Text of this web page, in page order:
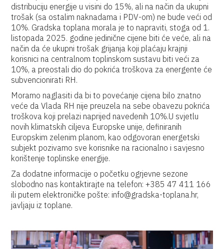
distribuciju energije u visini do 15%, ali na način da ukupni
trošak (sa ostalim naknadama i PDV-om) ne bude veći od
10%. Gradska toplana morala je to napraviti, stoga od 1.
listopada 2025. godine jedinične cijene biti će veće, ali na
način da će ukupni trošak grijanja koji plaćaju krajnji
korisnici na centralnom toplinskom sustavu biti veći za
10%, a preostali dio do pokrića troškova za energente će
subvencionirati RH.
Moramo naglasiti da bi to povećanje cijena bilo znatno
veće da Vlada RH nije preuzela na sebe obavezu pokrića
troškova koji prelazi naprijed navedenih 10%.U svjetlu
novih klimatskih ciljeva Europske unije, definiranih
Europskim zelenim planom, kao odgovoran energetski
subjekt pozivamo sve korisnike na racionalno i savjesno
korištenje toplinske energije.
Za dodatne informacije o početku ogrjevne sezone
slobodno nas kontaktirajte na telefon: +385 47 411 166
ili putem elektroničke pošte: info@gradska-toplana.hr,
javljaju iz toplane.